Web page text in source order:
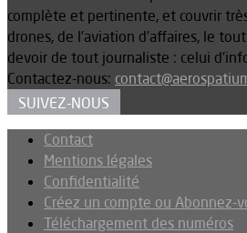
complète et pertinente, et couvrir
drones, de l’aviation d’affaires, le
devoir de tout journaliste : celui
Contactez-nous:
SUIVEZ-NOUS
Contact
Mentions légales
Confidentialité
Créez un compte ou Abonnez-
Téléchargement des numéros